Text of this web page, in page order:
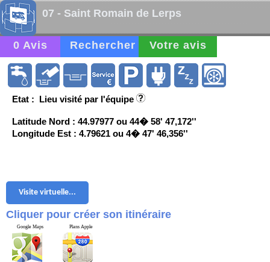
07 - Saint Romain de Lerps
0 Avis Rechercher Votre avis
Etat : Lieu visité par l'équipe
Latitude Nord : 44.97977 ou 44� 58' 47,172''
Longitude Est : 4.79621 ou 4� 47' 46,356''
Visite virtuelle...
Cliquer pour créer son itinéraire
Google Maps Plans Apple